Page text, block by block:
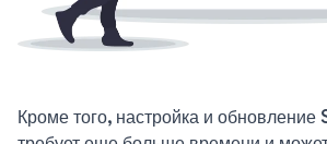
Кроме того, настройка и